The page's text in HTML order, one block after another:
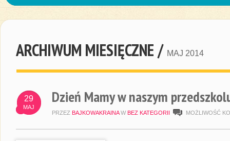
ARCHIWUM MIESIĘCZNE / MAJ 2014
29
MAJ
Dzień Mamy w naszym
PRZEZ BAJKOWAKRAINA W BEZ KATEGORII MOŻLIWOŚĆ